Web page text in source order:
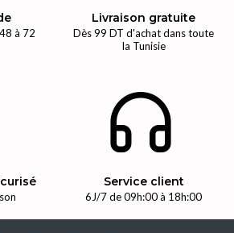
à 72
Livraison gratuite
Dès 99 DT d'achat dans toute
la Tunisie
Service client
6J/7 de 09h:00 à 18h:00